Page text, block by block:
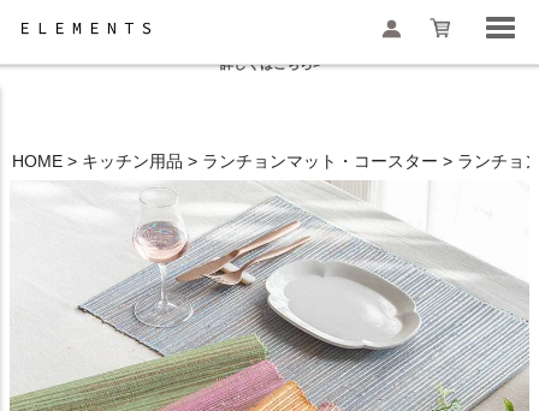
検索
夏季休業と一部地域配送遅延のお知らせ
詳しくはこちら>
HOME キッチン用品 ランチョンマット・コースター ランチョ